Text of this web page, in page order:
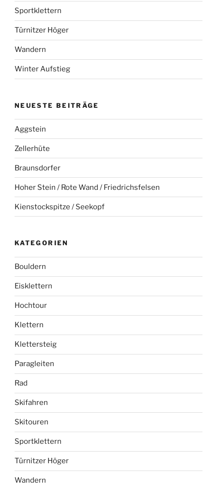
Sportklettern
Türnitzer Höger
Wandern
Winter Aufstieg
NEUESTE BEITRÄGE
Aggstein
Zellerhüte
Braunsdorfer
Hoher Stein / Rote Wand / Friedrichsfelsen
Kienstockspitze / Seekopf
KATEGORIEN
Bouldern
Eisklettern
Hochtour
Klettern
Klettersteig
Paragleiten
Rad
Skifahren
Skitouren
Sportklettern
Türnitzer Höger
Wandern